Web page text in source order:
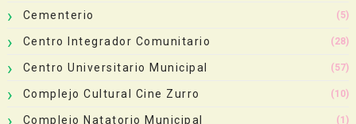
Cementerio (5)
Centro Integrador Comunitario (28)
Centro Universitario Municipal (57)
Complejo Cultural Cine Zurro (10)
Complejo Natatorio Municipal (1)